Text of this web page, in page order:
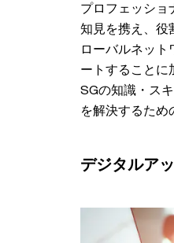
プロフェッショ
知見を携え、役
ローバルネッ
ートすることに
SGの知識・ス
を解決するため
デジタルア